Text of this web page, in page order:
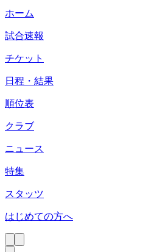
ホーム
試合速報
チケット
日程・結果
順位表
クラブ
ニュース
特集
スタッツ
はじめての方へ